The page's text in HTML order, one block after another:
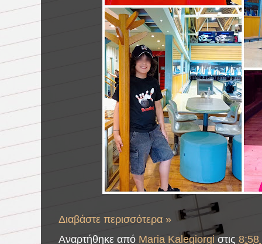
Διαβάστε περισσότερα »
Αναρτήθηκε από Maria Kalegiorgi στις 8:58